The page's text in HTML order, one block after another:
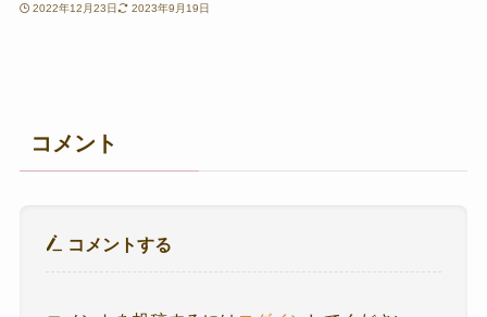
2022年12月23日 2023年9月19日
コメント
コメントする